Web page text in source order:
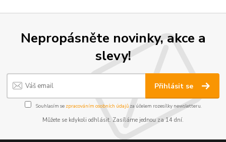
Nepropásněte novinky, akce a
slevy!
Přihlásit se
Souhlasím se zpracováním osobních údajůza účelem rozesílky newsletteru.
Můžete se kdykoli odhlásit. Zasíláme jednou za 14 dní.